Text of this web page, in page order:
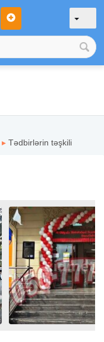
▸ Tədbirlərin təşkili